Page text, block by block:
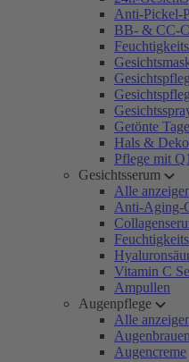
Anti-Pickel-
BB- & CC-
Getönte
Hals &
Pflege mit
Gesichtsserum
Alle
Anti-Aging-
Vitamin C
Ampullen
Augenpflege
Alle
Augencreme